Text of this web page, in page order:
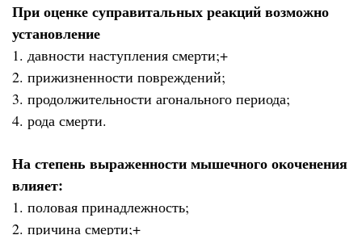
При оценке суправитальных реакций возможно
установление
1. давности наступления смерти;+
2. прижизненности повреждений;
3. продолжительности агонального периода;
4. рода смерти.
На степень выраженности мышечного окоченения
влияет:
1. половая принадлежность;
2. причина смерти;+